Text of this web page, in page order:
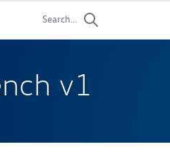
Search...
v1